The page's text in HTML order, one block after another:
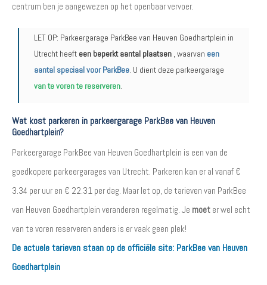
centrum ben je aangewezen op het openbaar vervoer.
LET OP: Parkeergarage ParkBee van Heuven Goedhartplein in
Utrecht heeft een beperkt aantal plaatsen , waarvan een
aantal speciaal voor ParkBee. U dient deze parkeergarage
van te voren te reserveren.
Wat kost parkeren in parkeergarage ParkBee van Heuven
Goedhartplein?
Parkeergarage ParkBee van Heuven Goedhartplein is een van de
goedkopere parkeergarages van Utrecht. Parkeren kan er al vanaf €
3.34 per uur en € 22.31 per dag. Maar let op, de tarieven van ParkBee
van Heuven Goedhartplein veranderen regelmatig. Je moet er wel echt
van te voren reserveren anders is er vaak geen plek!
De actuele tarieven staan op de officiële site: ParkBee van Heuven
Goedhartplein